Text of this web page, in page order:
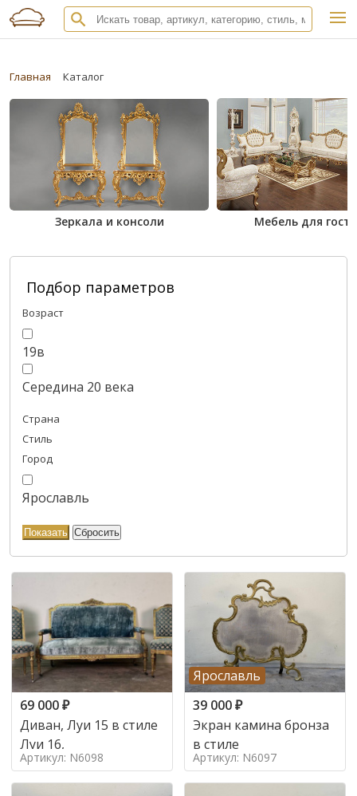
Главная Каталог
Зеркала и консоли Мебель для
Подбор параметров
Возраст
19в
Середина 20 века
Страна
Стиль
Город
Ярославль
69 000₽
Диван, Луи 15 в стиле
Луи 16,
Артикул: N6098
Ярославль
39 000₽
Экран камина бронза
в стиле
Артикул: N6097